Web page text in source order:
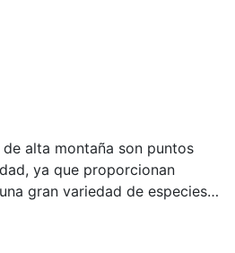
ya que proporcionan
gran variedad de especies
del límite forestal se